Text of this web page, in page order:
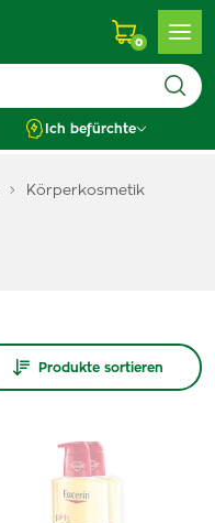
0
Ich befürchte
Körperkosmetik
Produkte sortieren